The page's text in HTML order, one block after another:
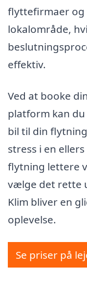
flyttefirmaer og
lokalområde,
effektiv.
Ved at booke
platform kan
bil til din
stress i en
flytning lettere
vælge det rette
Klim bliver en
oplevelse.
Se priser på